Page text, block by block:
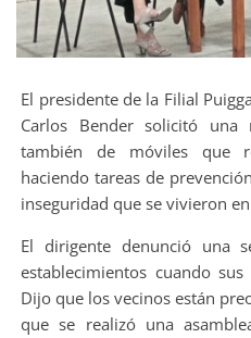
El presidente de la Filial
Carlos Bender solicitó
también de móviles que
haciendo tareas de
inseguridad que se vivieron
El dirigente denunció una
establecimientos cuando
Dijo que los vecinos están
que se realizó una